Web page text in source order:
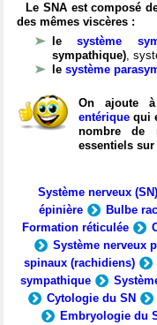
Le SNA est composé
des mêmes viscères :
lesystème
sympathique),
le système
On ajoute
entérique qui
nombre de
essentiels
Système nerveux (SN)
épinière
Bulbe
Formation réticulée
Système nerveux
spinaux (rachidiens)
sympathique
Cytologie du SN
Embryologie du